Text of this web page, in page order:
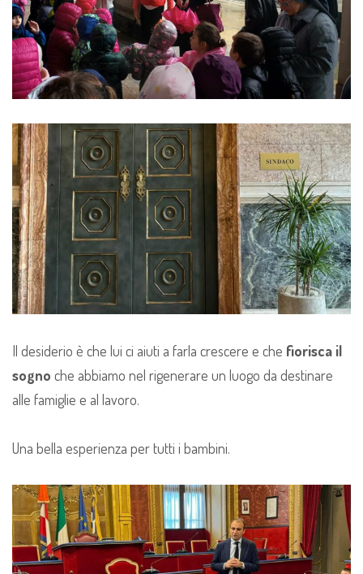
Il desiderio è che lui ci aiuti a farla crescere e che fiorisca il
sogno che abbiamo nel rigenerare un luogo da destinare
alle famiglie e al lavoro.
Una bella esperienza per tutti i bambini.